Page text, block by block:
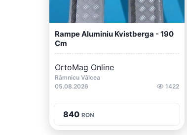
Rampe Aluminiu Kvistberga - 190
Cm
OrtoMag Online
Râmnicu Vâlcea
05.08.2026
1422
840 RON